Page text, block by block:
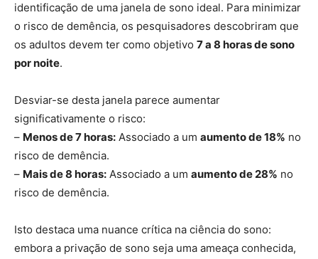
identificação de uma janela de sono ideal. Para minimizar
o risco de demência, os pesquisadores descobriram que
os adultos devem ter como objetivo 7 a 8 horas de sono
por noite.
Desviar-se desta janela parece aumentar
significativamente o risco:
– Menos de 7 horas: Associado a um aumento de 18% no
risco de demência.
– Mais de 8 horas: Associado a um aumento de 28% no
risco de demência.
Isto destaca uma nuance crítica na ciência do sono:
embora a privação de sono seja uma ameaça conhecida,